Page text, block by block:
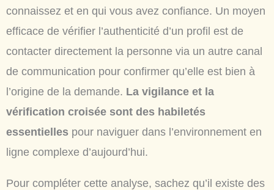
connaissez et en qui vous avez confiance. Un moyen
efficace de vérifier l’authenticité d’un profil est de
contacter directement la personne via un autre canal
de communication pour confirmer qu’elle est bien à
l’origine de la demande. La vigilance et la
vérification croisée sont des habiletés
essentielles pour naviguer dans l’environnement en
ligne complexe d’aujourd’hui.
Pour compléter cette analyse, sachez qu’il existe des